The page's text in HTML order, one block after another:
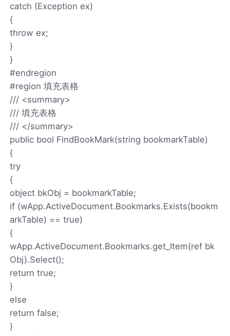
catch (Exception ex)
{
throw ex;
}
}
#endregion
#region 填充表格
/// <summary>
/// 填充表格
/// </summary>
public bool FindBookMark(string bookmarkTable)
{
try
{
object bkObj = bookmarkTable;
if (wApp.ActiveDocument.Bookmarks.Exists(bookm
arkTable) == true)
{
wApp.ActiveDocument.Bookmarks.get_Item(ref bk
Obj).Select();
return true;
}
else
return false;
}